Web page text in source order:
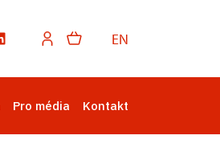
EN
Pro média Kontakt